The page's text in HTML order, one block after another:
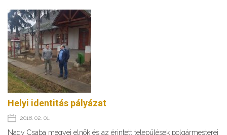
Helyi identitás pályázat
2018. 02. 01.
Nagy Csaba megyei elnök és az érintett települések polgármesterei